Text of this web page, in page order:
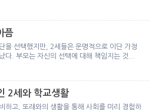
픔
을 선택했지만, 2세들은 운명적으로 이단 가정
다. 부모는 자신의 선택에 대해 책임지는 것...
2세와 학교생활
하고, 또래와의 생활을 통해 사회를 미리 경험하